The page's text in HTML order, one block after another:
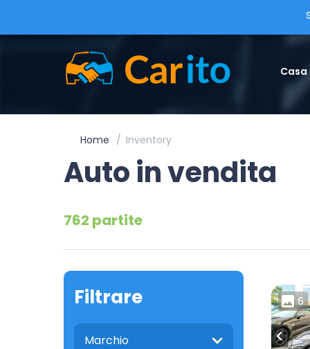
Casa
Home Inventory
Auto in vendita
762 partite
Filtrare
Marchio
6